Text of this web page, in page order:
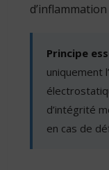
Principe
uniquement
d’intégrité
en cas de